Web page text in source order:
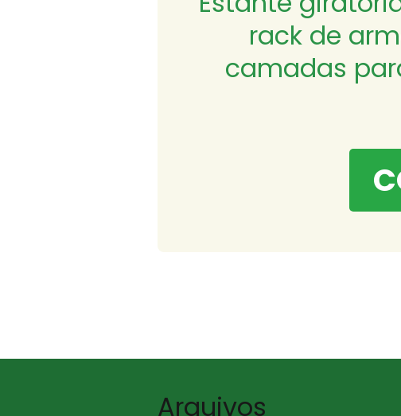
rack de
camadas
Arquivos